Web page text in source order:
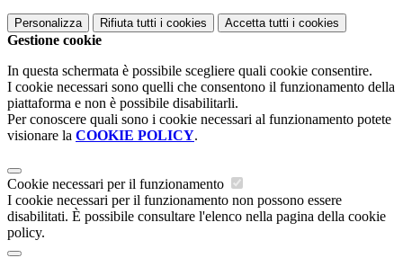
Personalizza Rifiuta tutti i cookies Accetta tutti i cookies
Gestione cookie
In questa schermata è possibile scegliere quali cookie consentire.
I cookie necessari sono quelli che consentono il funzionamento della
piattaforma e non è possibile disabilitarli.
Per conoscere quali sono i cookie necessari al funzionamento potete
visionare la COOKIE POLICY.
Cookie necessari per il funzionamento
I cookie necessari per il funzionamento non possono essere
disabilitati. È possibile consultare l'elenco nella pagina della cookie
policy.